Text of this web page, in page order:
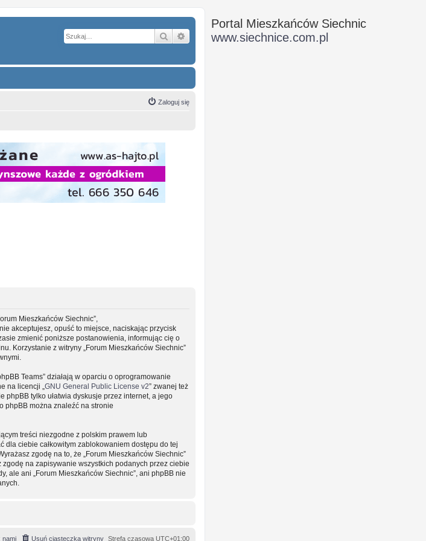
Szukaj Wyszukiwanie zaawansowane
Zaloguj się
Mieszkańców Siechnic”,
akceptujesz, opuść to miejsce, naciskając przycisk
zmienić poniższe postanowienia, informując cię o
Korzystanie z witryny „Forum Mieszkańców Siechnic”
Teams” działają w oparciu o oprogramowanie
na licencji „ GNU General Public License v2” zwanej też
phpBB tylko ułatwia dyskusje przez internet, a jego
phpBB można znaleźć na stronie
treści niezgodne z polskim prawem lub
ciebie całkowitym zablokowaniem dostępu do tej
zgodę na to, że „Forum Mieszkańców Siechnic”
na zapisywanie wszystkich podanych przez ciebie
ale ani „Forum Mieszkańców Siechnic”, ani phpBB nie
Strefa czasowa UTC+01:00
Usuń ciasteczka witryny
nami
Portal Mieszkańców Siechnic
www.siechnice.com.pl